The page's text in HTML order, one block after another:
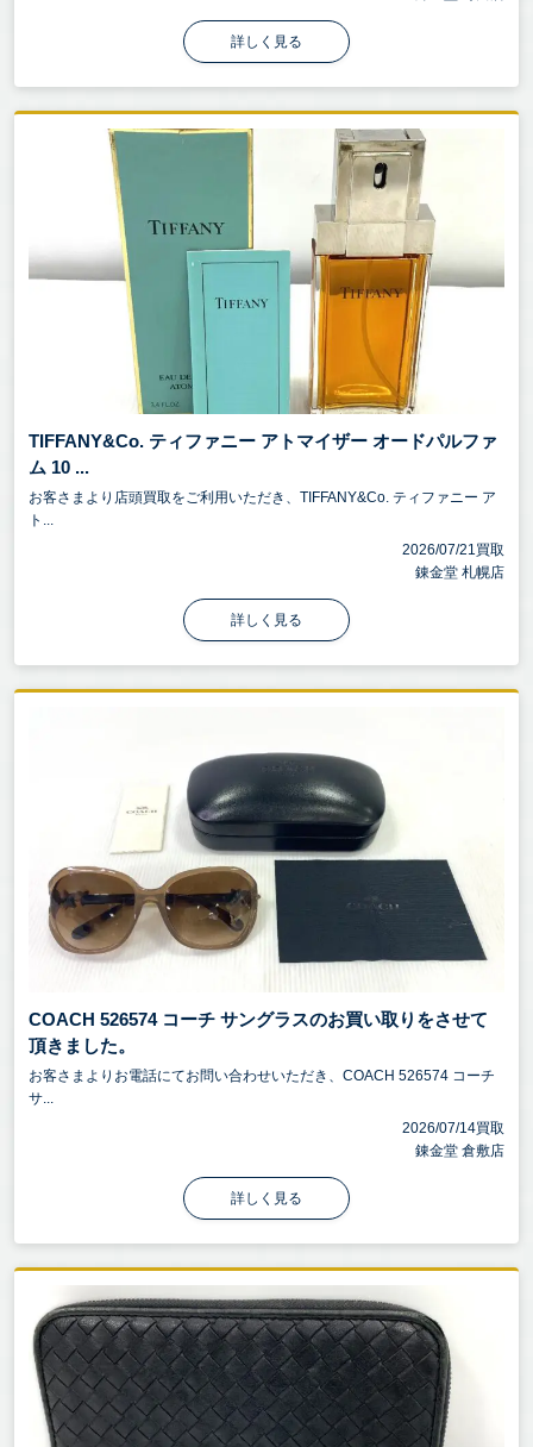
詳しく見る
TIFFANY&Co. ティファニー アトマイザー オードパルファ
ム 10 ...
お客さまより店頭買取をご利用いただき、TIFFANY&Co. ティファニー ア
ト...
2026/07/21買取
錬金堂 札幌店
詳しく見る
COACH 526574 コーチ サングラスのお買い取りをさせて
頂きました。
お客さまよりお電話にてお問い合わせいただき、COACH 526574 コーチ
サ...
2026/07/14買取
錬金堂 倉敷店
詳しく見る